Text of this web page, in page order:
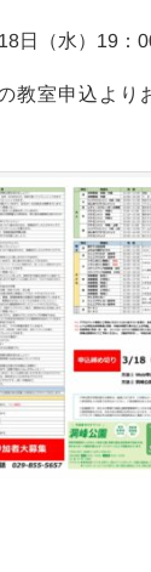
日（水）19：
教室申込より